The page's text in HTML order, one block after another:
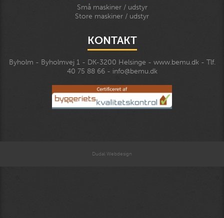
Små maskiner / udstyr
Store maskiner / udstyr
KONTAKT
Byholm - Byholmvej 1 - DK-3200 Helsinge - www.bemu.dk - Tlf.
40 75 88 66 - info@bemu.dk
Dudal Webdesign